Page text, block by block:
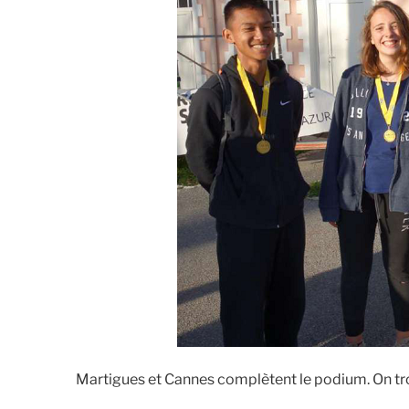
Martigues et Cannes complètent le podium. On